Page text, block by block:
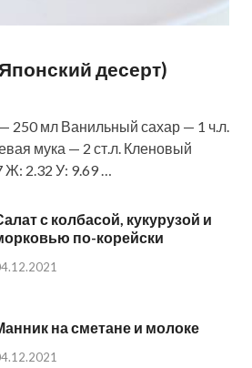
десерт)
250 мл Ванильный сахар — 1 ч.л.
мука — 2 ст.л. Кленовый
2.32 У: 9.69 …
с колбасой, кукурузой и
по-корейски
на сметане и молоке